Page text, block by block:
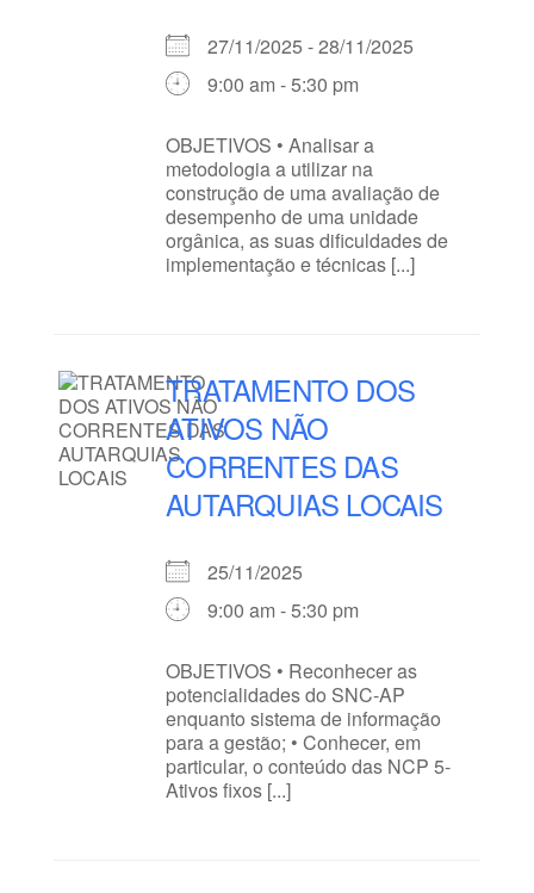
27/11/2025 - 28/11/2025
9:00 am - 5:30 pm
OBJETIVOS • Analisar a
metodologia a utilizar na
construção de uma avaliação de
desempenho de uma unidade
orgânica, as suas dificuldades de
implementação e técnicas [...]
TRATAMENTO DOS
ATIVOS NÃO
CORRENTES DAS
AUTARQUIAS LOCAIS
25/11/2025
9:00 am - 5:30 pm
OBJETIVOS • Reconhecer as
potencialidades do SNC-AP
enquanto sistema de informação
para a gestão; • Conhecer, em
particular, o conteúdo das NCP 5-
Ativos fixos [...]